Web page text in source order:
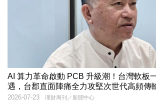
AI 算力革命啟動 PCB 升級潮！台灣軟板
遇，台郡直面陣痛全力攻堅次世代高頻傳
理財周刊／新聞中心
2026-07-23